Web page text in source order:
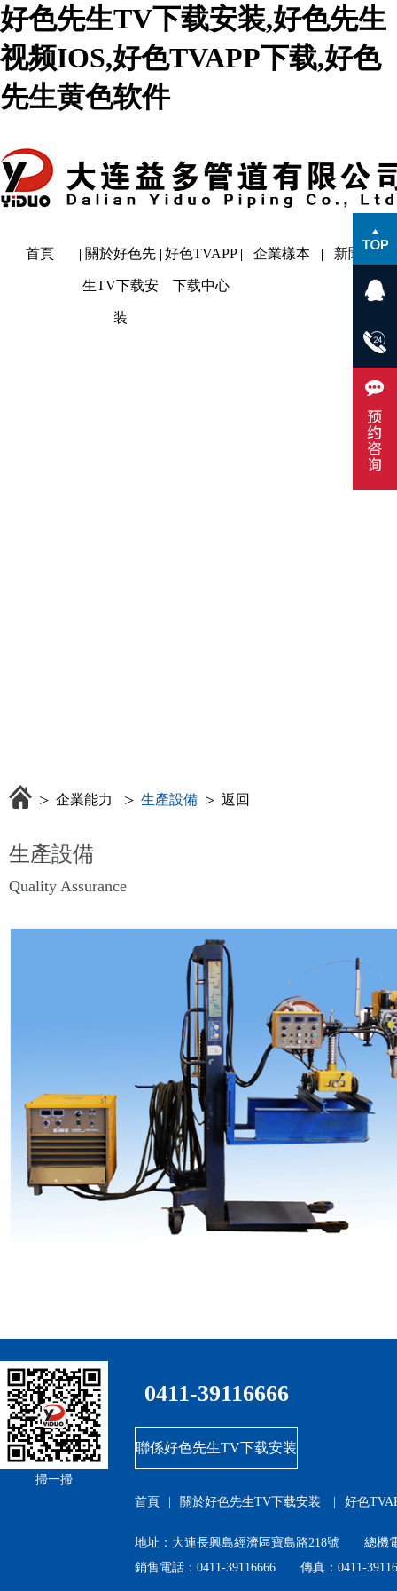
好色先生TV下载安装,好色先生
视频IOS,好色TVAPP下载,好色
先生黄色软件
首頁 關於好色先
生TV下载安
装
好色TVAPP
下载中心
企業樣本 新聞動態
> 企業能力 > 生產設備 > 返回
生產設備
Quality Assurance
掃一掃
0411-39116666
聯係好色先生TV下载安装
首頁 關於好色先生TV下载安装 好色
地址：大連長興島經濟區寶島路218號 總機電話
銷售電話：0411-39116666 傳真：0411-